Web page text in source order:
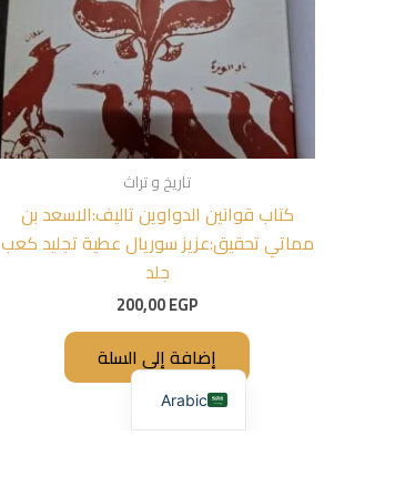
تاريخ و تراث
كتاب قوانين الدواوين تاليف:الاسعد بن
مماتي تحقيق:عزيز سوريال عطية تجليد كعب
جلد
200,00EGP
إضافة إلى السلة
Arabic